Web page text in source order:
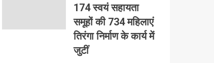
174 स्वयं सहायता
समूहों की 734 महिलाएं
तिरंगा निर्माण के कार्य में
जुटीं